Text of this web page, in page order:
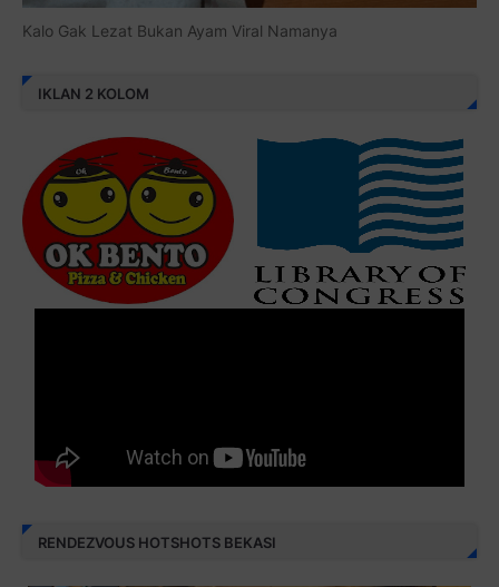
Kalo Gak Lezat Bukan Ayam Viral Namanya
IKLAN 2 KOLOM
RENDEZVOUS HOTSHOTS BEKASI